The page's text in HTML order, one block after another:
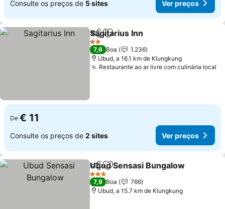
Consulte os preços de 5 sites Ver preços
PartilharAdicionar aos favoritos
Sagitarius Inn
2 Estrelas
7,6 Boa
1.236
Ubud, a 16.1 km de Klungkung
Restaurante ao ar livre com culinária local
De € 11
Consulte os preços de 2 sites Ver preços
PartilharAdicionar aos favoritos
Ubud Sensasi Bungalow
3 Estrelas
7,9 Boa
766
Ubud, a 15.7 km de Klungkung